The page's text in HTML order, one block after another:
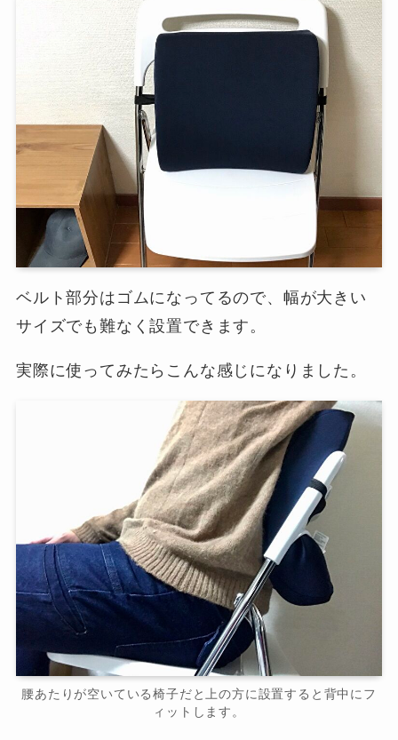
ベルト部分はゴムになってるので、幅が大きい
サイズでも難なく設置できます。
実際に使ってみたらこんな感じになりました。
腰あたりが空いている椅子だと上の方に設置すると背中にフ
ィットします。